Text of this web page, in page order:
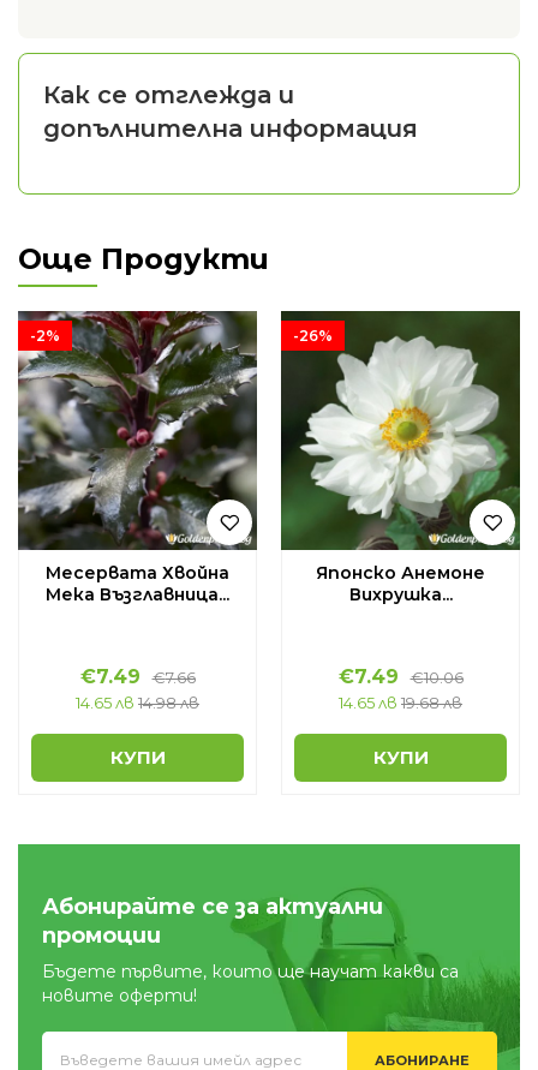
Как се отглежда и
допълнителна информация
Още Продукти
-2%
Месервата Хвойна
Мека Възглавница...
€7.49 €7.66
14.65 лв 14.98 лв
КУПИ
-26%
Японско Анемоне
Вихрушка...
€7.49 €10.06
14.65 лв 19.68 лв
КУПИ
Абонирайте се за актуални
промоции
Бъдете първите, които ще научат какви са
новите оферти!
АБОНИРАНЕ